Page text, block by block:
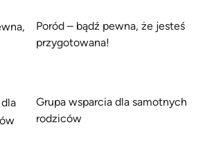
Poród – bądź pewna, że jesteś
przygotowana!
Grupa wsparcia dla samotnych
rodziców